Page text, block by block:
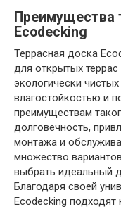
Преимущества
Ecodecking
Террасная доска
для открытых террас
экологически
влагостойкостью и
преимуществам
долговечность,
монтажа и
множество
выбрать идеальный
Благодаря своей
Ecodecking